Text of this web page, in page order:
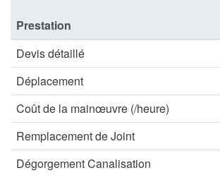
Prestation
Devis détaillé
Déplacement
Coût de la mainœuvre (/heure)
Remplacement de Joint
Dégorgement Canalisation